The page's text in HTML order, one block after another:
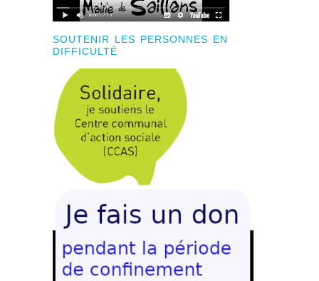
SOUTENIR LES PERSONNES EN
DIFFICULTÉ